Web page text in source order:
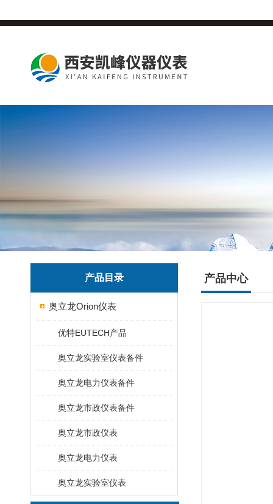
产品目录
奥立龙Orion仪表
优特EUTECH产品
奥立龙实验室仪表备件
奥立龙电力仪表备件
奥立龙市政仪表备件
奥立龙市政仪表
奥立龙电力仪表
奥立龙实验室仪表
产品中心